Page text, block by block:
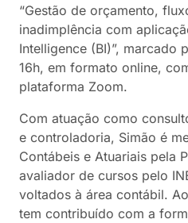
“Gestão de orçamento,
inadimplência com
Intelligence (BI)”, marcado
16h, em formato online,
plataforma Zoom.
Com atuação como
e controladoria, Simão é
Contábeis e Atuariais pela
avaliador de cursos pelo
voltados à área contábil.
tem contribuído com a